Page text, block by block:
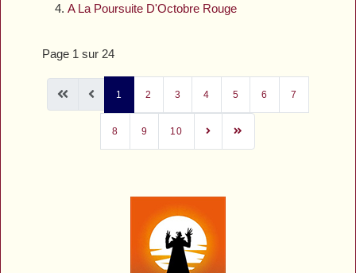
A La Poursuite D'Octobre Rouge
Page 1 sur 24
1 2 3 4 5 6 7
8 9 10